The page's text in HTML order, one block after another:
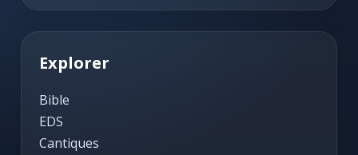
Explorer
Bible
EDS
Cantiques